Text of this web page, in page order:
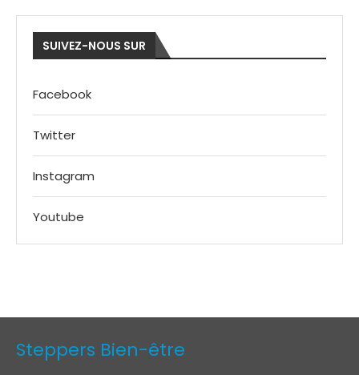
SUIVEZ-NOUS SUR
Facebook
Twitter
Instagram
Youtube
Steppers Bien-être